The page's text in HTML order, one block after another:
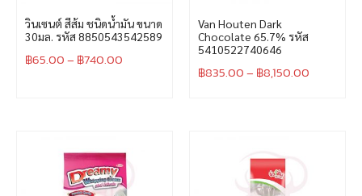
วินเซนต์ สีส้ม ชนิดน้ำมัน ขนาด
30มล. รหัส 8850543542589
฿65.00– ฿740.00
Van Houten Dark
Chocolate 65.7% รหัส
5410522740646
฿835.00– ฿8,150.00